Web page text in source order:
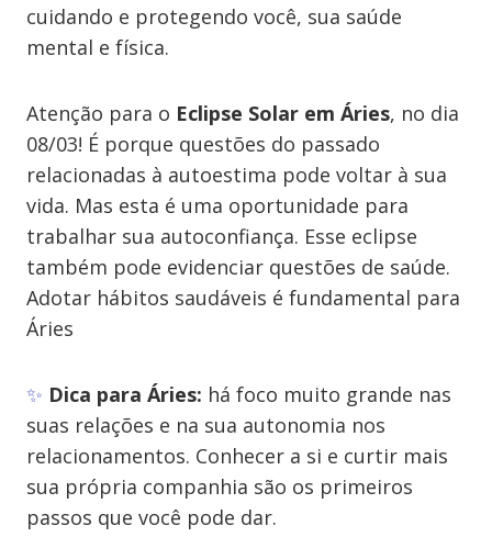
cuidando e protegendo você, sua saúde
mental e física.
Atenção para o Eclipse Solar em Áries, no dia
08/03! É porque questões do passado
relacionadas à autoestima pode voltar à sua
vida. Mas esta é uma oportunidade para
trabalhar sua autoconfiança. Esse eclipse
também pode evidenciar questões de saúde.
Adotar hábitos saudáveis é fundamental para
Áries
✨ Dica para Áries: há foco muito grande nas
suas relações e na sua autonomia nos
relacionamentos. Conhecer a si e curtir mais
sua própria companhia são os primeiros
passos que você pode dar.